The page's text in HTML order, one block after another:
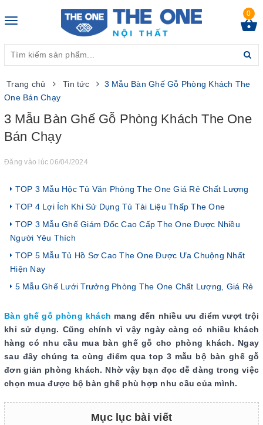
Toggle
0
Trang chủ Tin tức
3 Mẫu Bàn Ghế Gỗ Phòng Khách The
One Bán Chạy
3 Mẫu Bàn Ghế Gỗ Phòng Khách The One
Bán Chạy
Đăng vào lúc 06/04/2024
TOP 3 Mẫu Hộc Tủ Văn Phòng The One Giá Rẻ Chất Lượng
TOP 4 Lợi Ích Khi Sử Dụng Tủ Tài Liệu Thấp The One
TOP 3 Mẫu Ghế Giám Đốc Cao Cấp The One Được Nhiều
Người Yêu Thích
TOP 5 Mẫu Tủ Hồ Sơ Cao The One Được Ưa Chuộng Nhất
Hiện Nay
5 Mẫu Ghế Lưới Trưởng Phòng The One Chất Lượng, Giá Rẻ
Bàn ghế gỗ phòng khách mang đến nhiều ưu điểm vượt trội
khi sử dụng. Cũng chính vì vậy ngày càng có nhiều khách
hàng có nhu cầu mua bàn ghế gỗ cho phòng khách. Ngay
sau đây chúng ta cùng điểm qua top 3 mẫu bộ bàn ghế gỗ
đơn giản phòng khách. Nhờ vậy bạn đọc dễ dàng trong việc
chọn mua được bộ bàn ghế phù hợp nhu cầu của mình.
Mục lục bài viết